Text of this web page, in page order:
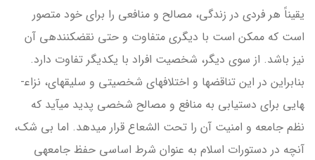
یقیناً هر فردی در زندگی، مصالح و منافعی را برای خود متصور
است که ممکن است با دیگری متفاوت و حتی نقض­کننده­ی آن
نیز باشد. از سوی دیگر، شخصیت افراد با یکدیگر تفاوت دارد.
بنابراین در این تناقض­ها و اختلاف­های شخصیتی و سلیقه­ای، نزاع­
هایی برای دستیابی به منافع و مصالح شخصی پدید می­آید که
نظم جامعه و امنیت آن را تحت الشعاع قرار می­دهد. اما بی شک،
آنچه در دستورات اسلام به عنوان شرط اساسی حفظ جامعه­ی